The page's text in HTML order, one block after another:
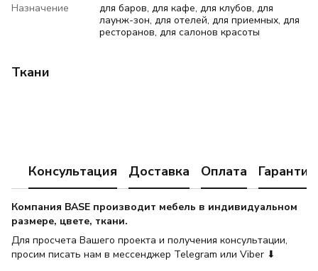
Назначение
для баров, для кафе, для клубов, для
лаунж-зон, для отелей, для приемных, для
ресторанов, для салонов красоты
Ткани
Консультация Доставка Оплата Гарантия
Компания BASE производит мебель в индивидуальном
размере, цвете, ткани.
Для просчета Вашего проекта и получения консультации,
просим писать нам в мессенджер Telegram или Viber ⬇